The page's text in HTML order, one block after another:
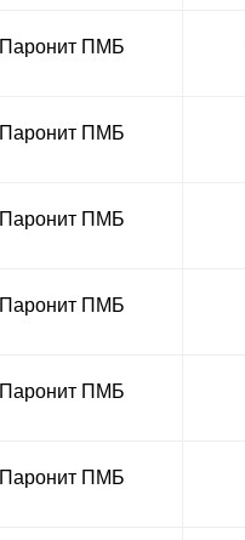
Паронит ПМБ
Паронит ПМБ
Паронит ПМБ
Паронит ПМБ
Паронит ПМБ
Паронит ПМБ